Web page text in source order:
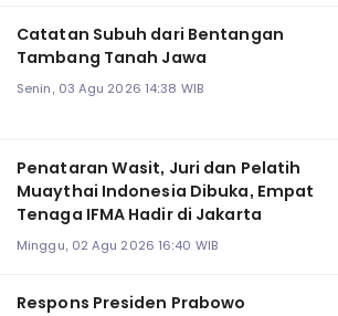
Catatan Subuh dari Bentangan
Tambang Tanah Jawa
Senin, 03 Agu 2026 14:38 WIB
Penataran Wasit, Juri dan Pelatih
Muaythai Indonesia Dibuka, Empat
Tenaga IFMA Hadir di Jakarta
Minggu, 02 Agu 2026 16:40 WIB
Respons Presiden Prabowo